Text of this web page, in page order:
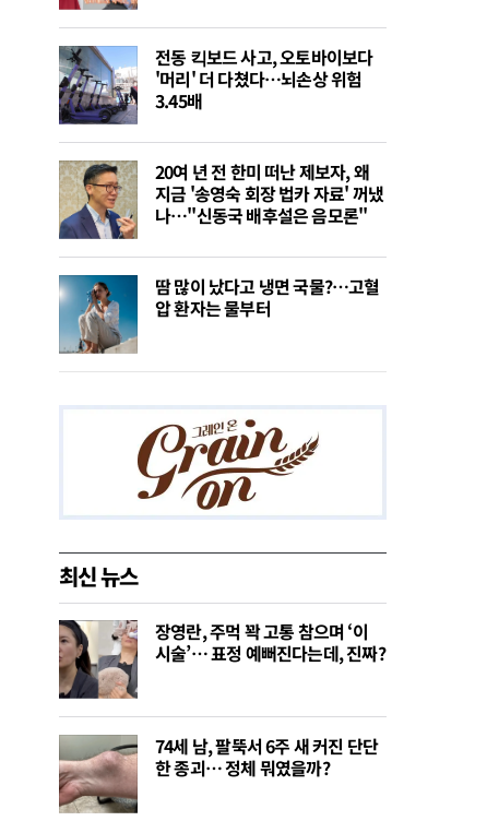
전동 킥보드 사고, 오토바이보다
'머리' 더 다쳤다…뇌손상 위험
3.45배
20여 년 전 한미 떠난 제보자, 왜
지금 '송영숙 회장 법카 자료' 꺼냈
나…"신동국 배후설은 음모론"
땀 많이 났다고 냉면 국물?…고혈
압 환자는 물부터
최신 뉴스
장영란, 주먹 꽉 고통 참으며 ‘이
시술’… 표정 예뻐진다는데, 진짜?
74세 남, 팔뚝서 6주 새 커진 단단
한 종괴… 정체 뭐였을까?